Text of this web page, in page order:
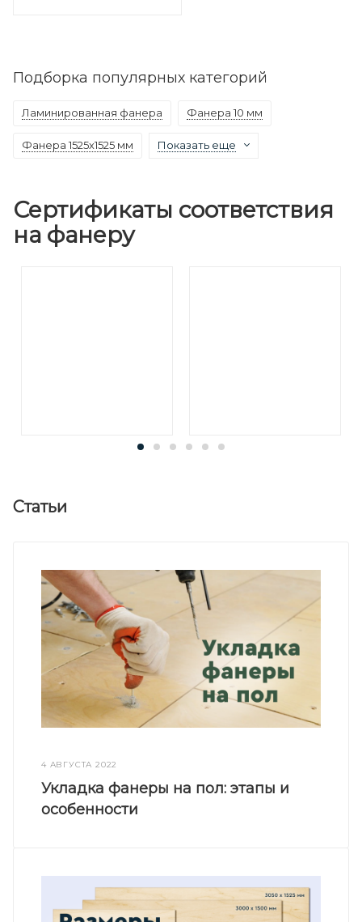
Подборка популярных категорий
Ламинированная фанера Фанера 10 мм
Фанера 1525х1525 мм Показать еще
Сертификаты соответствия
на фанеру
Статьи
4 АВГУСТА 2022
Укладка фанеры на пол: этапы и
особенности